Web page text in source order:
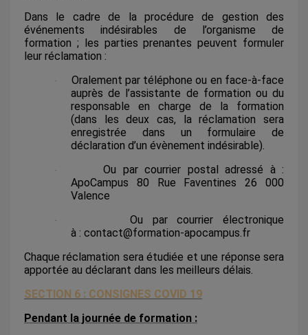
Dans le cadre de la procédure de gestion des
événements indésirables de l’organisme de
formation ; les parties prenantes peuvent formuler
leur réclamation :
·
Oralement par téléphone ou en face-à-face
auprès de l’assistante de formation ou du
responsable en charge de la formation
(dans les deux cas, la réclamation sera
enregistrée dans un formulaire de
déclaration d’un évènement indésirable).
·
Ou par courrier postal adressé à :
ApoCampus 80 Rue Faventines 26 000
Valence
·
Ou par courrier électronique
à : contact@formation-apocampus.fr
Chaque réclamation sera étudiée et une réponse sera
apportée au déclarant dans les meilleurs délais.
SECTION 6 : CONSIGNES COVID 19
Pendant la journée de formation :